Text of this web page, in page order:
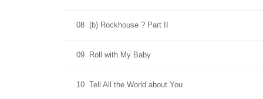
08 (b) Rockhouse ? Part II
09 Roll with My Baby
10 Tell All the World about You